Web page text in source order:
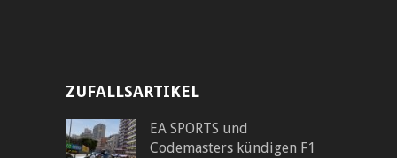
ZUFALLSARTIKEL
EA SPORTS und
Codemasters kündigen F1